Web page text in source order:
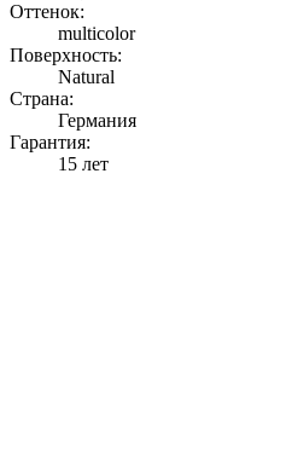
Оттенок:
multicolor
Поверхность:
Natural
Страна:
Германия
Гарантия:
15 лет